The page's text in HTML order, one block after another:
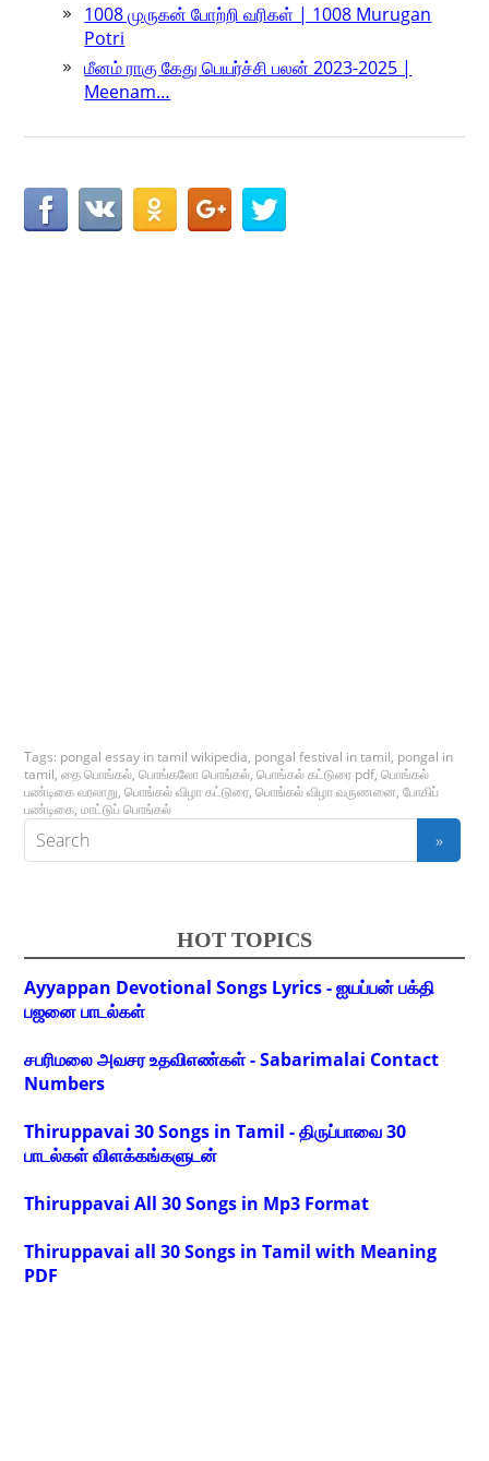
1008 முருகன் போற்றி வரிகள் | 1008 Murugan
Potri
மீனம் ராகு கேது பெயர்ச்சி பலன் 2023-2025 |
Meenam…
Tags: pongal essay in tamil wikipedia, pongal festival in tamil, pongal in
tamil,தை பொங்கல்,பொங்கலோ பொங்கல்,பொங்கல் கட்டுரை pdf,பொங்கல்
பண்டிகை வரலாறு,பொங்கல் விழா கட்டுரை,பொங்கல் விழா வருணனை,போகிப்
பண்டிகை,மாட்டுப் பொங்கல்
HOT TOPICS
Ayyappan Devotional Songs Lyrics - ஐயப்பன் பக்தி
பஜனை பாடல்கள்
சபரிமலை அவசர உதவிஎண்கள் - Sabarimalai Contact
Numbers
Thiruppavai 30 Songs in Tamil - திருப்பாவை 30
பாடல்கள் விளக்கங்களுடன்
Thiruppavai All 30 Songs in Mp3 Format
Thiruppavai all 30 Songs in Tamil with Meaning
PDF